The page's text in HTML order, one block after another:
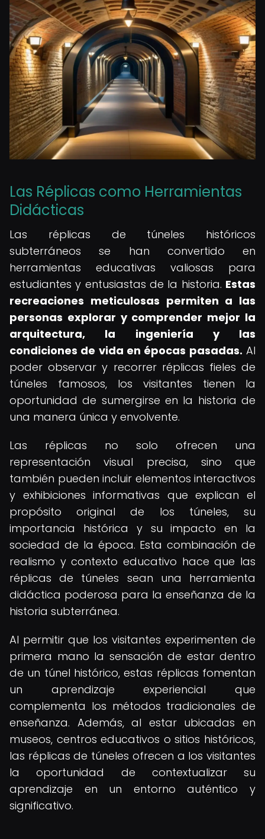
Las Réplicas como Herramientas
Didácticas
Las réplicas de túneles históricos
subterráneos se han convertido en
herramientas educativas valiosas para
estudiantes y entusiastas de la historia. Estas
recreaciones meticulosas permiten a las
personas explorar y comprender mejor la
arquitectura, la ingeniería y las
condiciones de vida en épocas pasadas. Al
poder observar y recorrer réplicas fieles de
túneles famosos, los visitantes tienen la
oportunidad de sumergirse en la historia de
una manera única y envolvente.
Las réplicas no solo ofrecen una
representación visual precisa, sino que
también pueden incluir elementos interactivos
y exhibiciones informativas que explican el
propósito original de los túneles, su
importancia histórica y su impacto en la
sociedad de la época. Esta combinación de
realismo y contexto educativo hace que las
réplicas de túneles sean una herramienta
didáctica poderosa para la enseñanza de la
historia subterránea.
Al permitir que los visitantes experimenten de
primera mano la sensación de estar dentro
de un túnel histórico, estas réplicas fomentan
un aprendizaje experiencial que
complementa los métodos tradicionales de
enseñanza. Además, al estar ubicadas en
museos, centros educativos o sitios históricos,
las réplicas de túneles ofrecen a los visitantes
la oportunidad de contextualizar su
aprendizaje en un entorno auténtico y
significativo.